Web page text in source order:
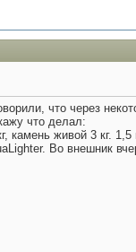
что через
что делал:
живой 3 кг.
Во внешник